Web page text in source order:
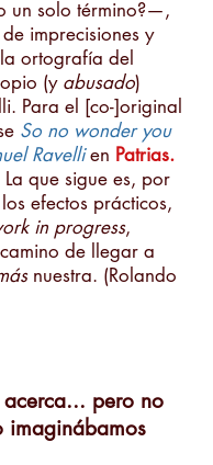
un solo término?—,
imprecisiones y
ortografía del
(y abusado)
Para el [co-]original
So no wonder you
Ravelli en Patrias.
La que sigue es, por
efectos prácticos,
in progress,
de llegar a
nuestra. (Rolando
acerca... pero no
imaginábamos